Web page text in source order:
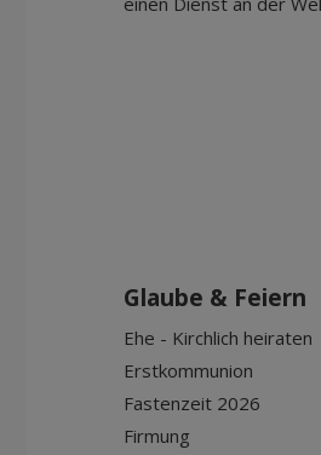
Glaube & Feiern
Ehe - Kirchlich heiraten
Erstkommunion
Fastenzeit 2026
Firmung